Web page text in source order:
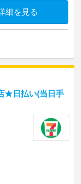
細を見る
★日払い(当日手